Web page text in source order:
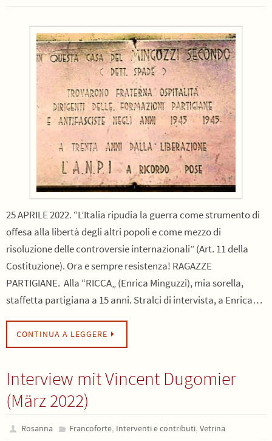
25 APRILE 2022. “L’Italia ripudia la guerra come strumento di
offesa alla libertà degli altri popoli e come mezzo di
risoluzione delle controversie internazionali” (Art. 11 della
Costituzione). Ora e sempre resistenza! RAGAZZE
PARTIGIANE. Alla “RICCA„ (Enrica Minguzzi), mia sorella,
staffetta partigiana a 15 anni. Stralci di intervista, a Enrica…
CONTINUA A LEGGERE
Interview mit Vincent Dugomier
(März 2022)
Rosanna Francoforte, Interventi e contributi, Vetrina